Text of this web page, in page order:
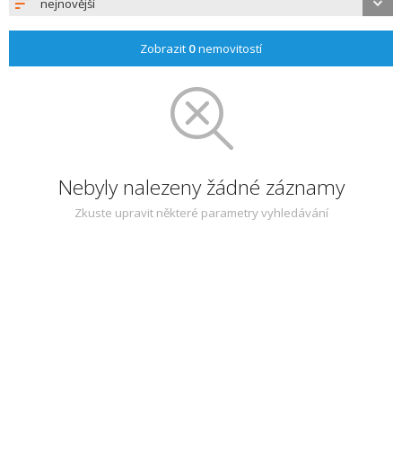
nejnovější
Zobrazit 0nemovitostí
Nebyly nalezeny žádné záznamy
Zkuste upravit některé parametry vyhledávání